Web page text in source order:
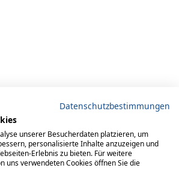
Datenschutzbestimmungen
unserer Besucherdaten platzieren, um
personalisierte Inhalte anzuzeigen und
Erlebnis zu bieten. Für weitere
uns verwendeten Cookies öffnen Sie die